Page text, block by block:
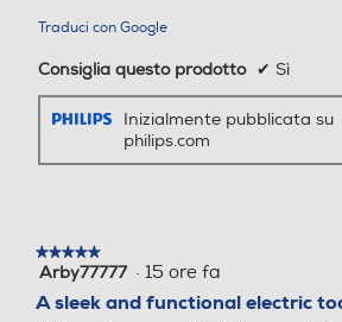
Traduci con Google
Consiglia questo prodotto ✔ Sì
Inizialmente pubblicata su
philips.com
★★★★★
★★★★★
5
5
Arby77777 · 15 ore fa
A sleek and functional electric